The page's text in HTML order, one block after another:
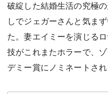
破綻した結婚生活の究極
しでジェガーさんと気ま
た。妻エイミーを演じる
技がこれまたホラーで、
デミー賞にノミネートさ